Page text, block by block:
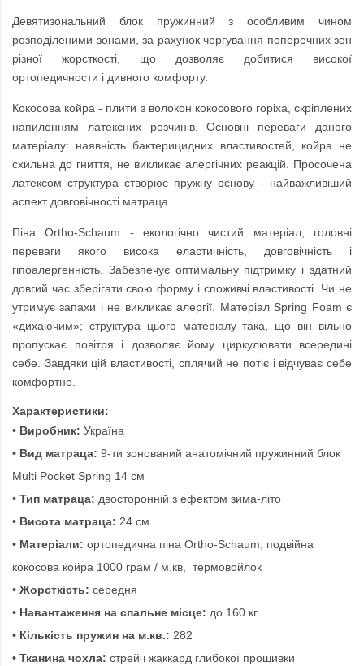
Девятизональний блок пружинний з особливим чином
розподіленими зонами, за рахунок чергування поперечних зон
різної жорсткості, що дозволяє добитися високої
ортопедичности і дивного комфорту.
Кокосова койра - плити з волокон кокосового горіха, скріплених
напиленням латексних розчинів. Основні переваги даного
матеріалу: наявність бактерицидних властивостей, койра не
схильна до гниття, не викликає алергічних реакцій. Просочена
латексом структура створює пружну основу - найважливіший
аспект довговічності матраца.
Піна Ortho-Schaum - екологічно чистий матеріал, головні
переваги якого висока еластичність, довговічність і
гіпоалергенність. Забезпечує оптимальну підтримку і здатний
довгий час зберігати свою форму і споживчі властивості. Чи не
утримує запахи і не викликає алергії. Матеріал Spring Foam є
«дихаючим»; структура цього матеріалу така, що він вільно
пропускає повітря і дозволяє йому циркулювати всередині
себе. Завдяки цій властивості, сплячий не потіє і відчуває себе
комфортно.
Характеристики:
• Виробник: Україна
• Вид матраца: 9-ти зонований анатомічний пружинний блок
Multi Pocket Spring 14 см
• Тип матраца: двосторонній з ефектом зима-літо
• Висота матраца: 24 см
• Матеріали: ортопедична піна Ortho-Schaum, подвійна
кокосова койра 1000 грам / м.кв, термовойлок
• Жорсткість: середня
• Навантаження на спальне місце: до 160 кг
• Кількість пружин на м.кв.: 282
• Тканина чохла: стрейч жаккард глибокої прошивки